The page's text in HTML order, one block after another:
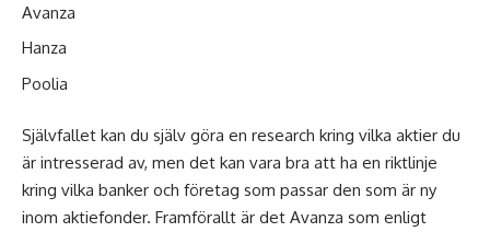
Avanza
Hanza
Poolia
Självfallet kan du själv göra en research kring vilka aktier du
är intresserad av, men det kan vara bra att ha en riktlinje
kring vilka banker och företag som passar den som är ny
inom aktiefonder. Framförallt är det Avanza som enligt